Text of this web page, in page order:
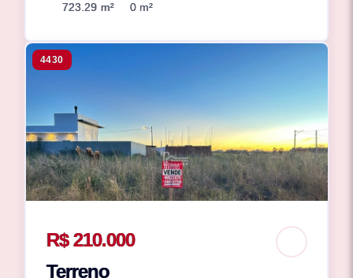
723.29 m² 0 m²
4430
R$ 210.000
Terreno